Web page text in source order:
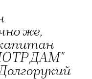
же,
ДАМ"